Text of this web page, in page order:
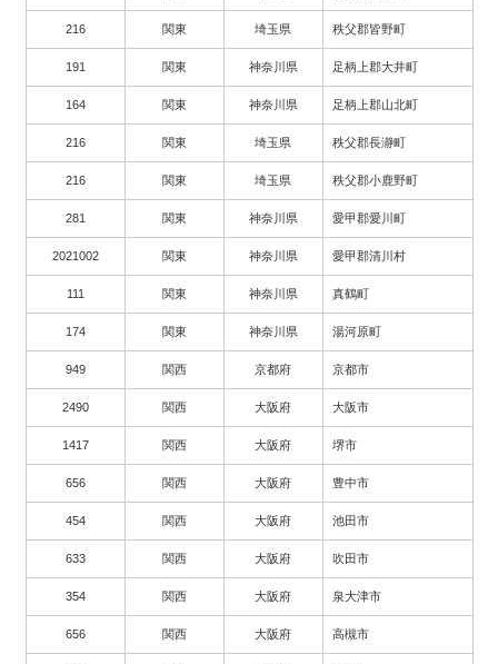
216 関東 埼玉県 秩父郡皆野町
191 関東 神奈川県 足柄上郡大井町
164 関東 神奈川県 足柄上郡山北町
216 関東 埼玉県 秩父郡長瀞町
216 関東 埼玉県 秩父郡小鹿野町
281 関東 神奈川県 愛甲郡愛川町
2021002 関東 神奈川県 愛甲郡清川村
111 関東 神奈川県 真鶴町
174 関東 神奈川県 湯河原町
949 関西 京都府 京都市
2490 関西 大阪府 大阪市
1417 関西 大阪府 堺市
656 関西 大阪府 豊中市
454 関西 大阪府 池田市
633 関西 大阪府 吹田市
354 関西 大阪府 泉大津市
656 関西 大阪府 高槻市